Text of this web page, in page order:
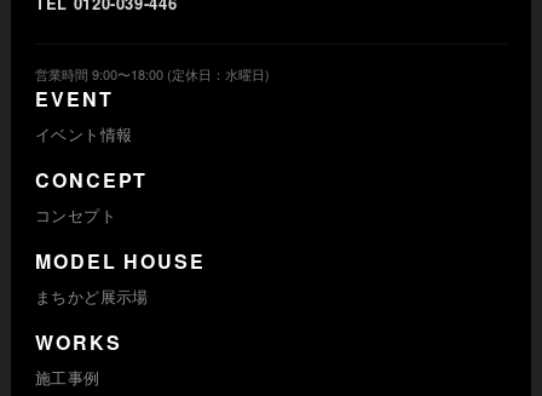
営業時間 9:00〜18:00 (定休日：水曜日)
EVENT
イベント情報
CONCEPT
コンセプト
MODEL HOUSE
まちかど展示場
WORKS
施工事例